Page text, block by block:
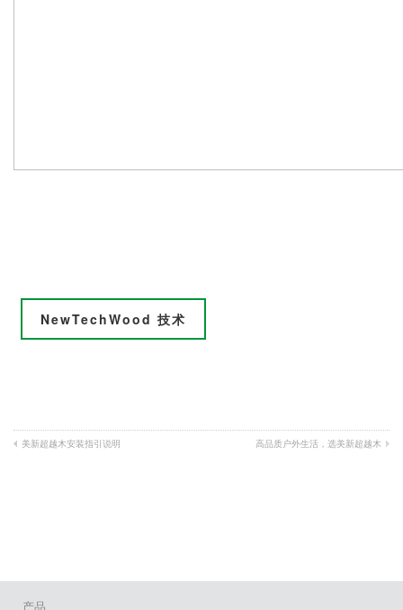
NewTechWood 技术
美新超越木安装指引说明 高品质户外生活，选美新超越木
产品